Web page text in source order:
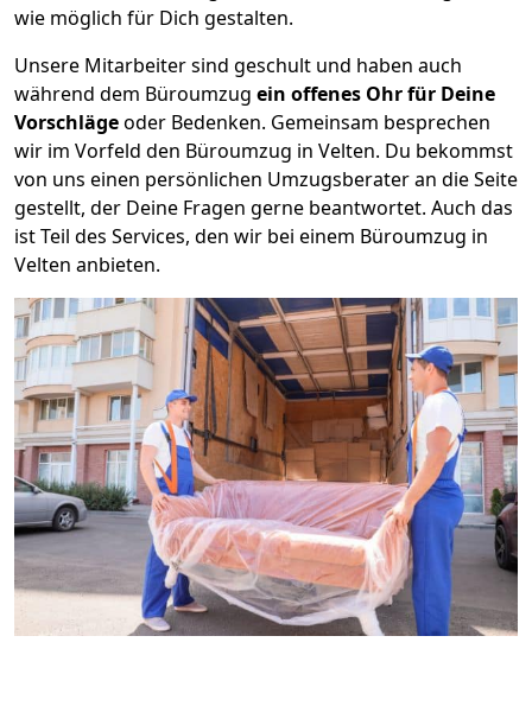
wie möglich für Dich gestalten.
Unsere Mitarbeiter sind geschult und haben auch
während dem Büroumzug ein offenes Ohr für Deine
Vorschlägeoder Bedenken. Gemeinsam besprechen
wir im Vorfeld den Büroumzug in Velten. Du bekommst
von uns einen persönlichen Umzugsberater an die Seite
gestellt, der Deine Fragen gerne beantwortet. Auch das
ist Teil des Services, den wir bei einem Büroumzug in
Velten anbieten.